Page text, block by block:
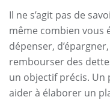
Il ne s’agit pas de
même combien vous
dépenser,
rembourser des
un objectif précis.
aider à élaborer un